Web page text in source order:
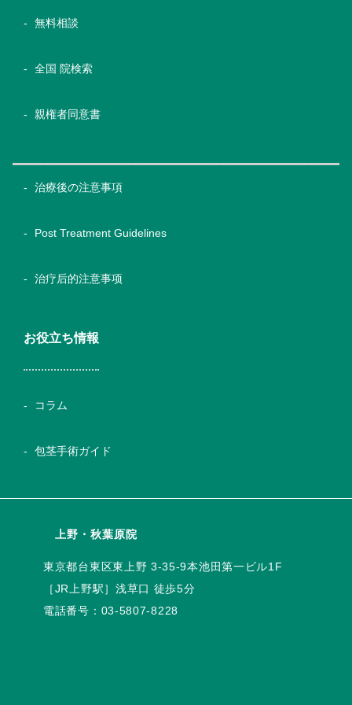
無料相談
全国 院検索
親権者同意書
治療後の注意事項
Post Treatment Guidelines
治疗后的注意事项
お役立ち情報
コラム
包茎手術ガイド
上野・秋葉原院
電話番号： 03-5807-8228